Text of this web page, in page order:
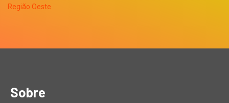
Sobre